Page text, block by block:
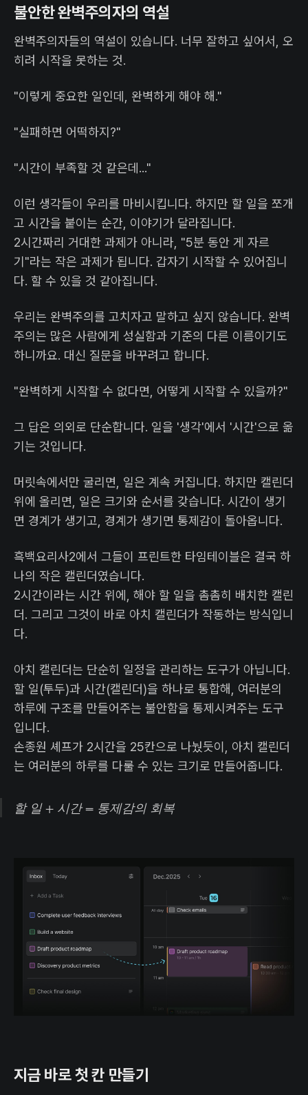
불안한 완벽주의자의 역설
완벽주의자들의 역설이 있습니다. 너무 잘하고 싶어서, 오
히려 시작을 못하는 것.
"이렇게 중요한 일인데, 완벽하게 해야 해."
"실패하면 어떡하지?"
"시간이 부족할 것 같은데..."
이런 생각들이 우리를 마비시킵니다. 하지만 할 일을 쪼개
고 시간을 붙이는 순간, 이야기가 달라집니다.
2시간짜리 거대한 과제가 아니라, "5분 동안 게 자르
기"라는 작은 과제가 됩니다. 갑자기 시작할 수 있어집니
다. 할 수 있을 것 같아집니다.
우리는 완벽주의를 고치자고 말하고 싶지 않습니다. 완벽
주의는 많은 사람에게 성실함과 기준의 다른 이름이기도
하니까요. 대신 질문을 바꾸려고 합니다.
"완벽하게 시작할 수 없다면, 어떻게 시작할 수 있을까?"
그 답은 의외로 단순합니다. 일을 '생각'에서 '시간'으로 옮
기는 것입니다.
머릿속에서만 굴리면, 일은 계속 커집니다. 하지만 캘린더
위에 올리면, 일은 크기와 순서를 갖습니다. 시간이 생기
면 경계가 생기고, 경계가 생기면 통제감이 돌아옵니다.
흑백요리사2에서 그들이 프린트한 타임테이블은 결국 하
나의 작은 캘린더였습니다.
2시간이라는 시간 위에, 해야 할 일을 촘촘히 배치한 캘린
더. 그리고 그것이 바로 아치 캘린더가 작동하는 방식입니
다.
아치 캘린더는 단순히 일정을 관리하는 도구가 아닙니다.
할 일(투두)과 시간(캘린더)을 하나로 통합해, 여러분의
하루에 구조를 만들어주는 불안함을 통제시켜주는 도구
입니다.
손종원 셰프가 2시간을 25칸으로 나눴듯이, 아치 캘린더
는 여러분의 하루를 다룰 수 있는 크기로 만들어줍니다.
할 일 + 시간 = 통제감의 회복
지금 바로 첫 칸 만들기